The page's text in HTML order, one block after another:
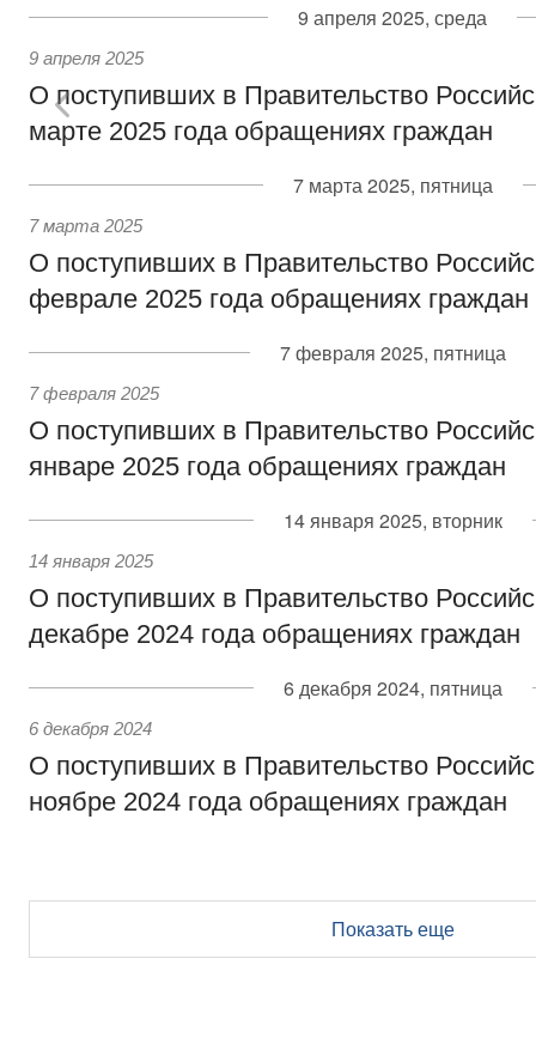
9 апреля 2025, среда
9 апреля 2025
О поступивших в Правительство
марте 2025 года обращениях граждан
7 марта 2025, пятница
7 марта 2025
О поступивших в Правительство
феврале 2025 года обращениях граждан
7 февраля 2025, пятница
7 февраля 2025
О поступивших в Правительство
январе 2025 года обращениях граждан
14 января 2025, вторник
14 января 2025
О поступивших в Правительство
декабре 2024 года обращениях граждан
6 декабря 2024, пятница
6 декабря 2024
О поступивших в Правительство
ноябре 2024 года обращениях граждан
Показать еще